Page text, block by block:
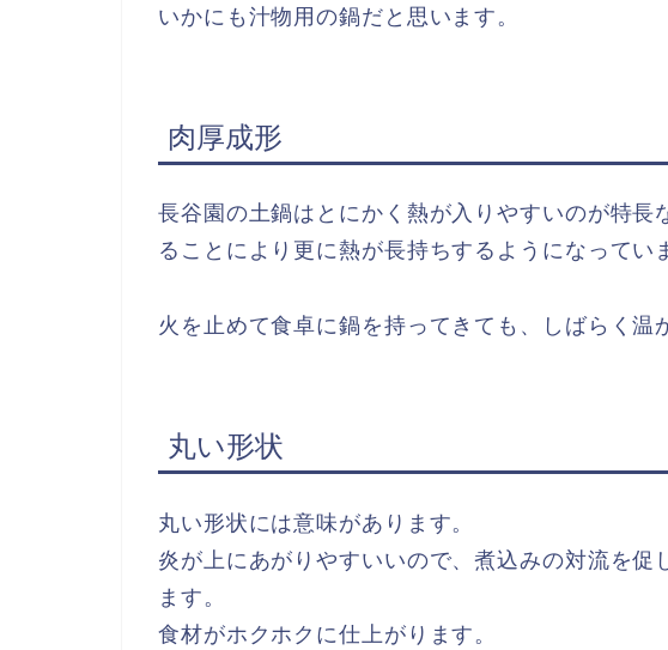
いかにも汁物用の鍋だと思います。
肉厚成形
長谷園の土鍋はとにかく熱が入りやすいのが特長
ることにより更に熱が長持ちするようになってい
火を止めて食卓に鍋を持ってきても、しばらく温
丸い形状
丸い形状には意味があります。
炎が上にあがりやすいいので、煮込みの対流を促
ます。
食材がホクホクに仕上がります。